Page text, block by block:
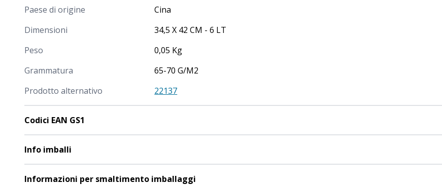
Paese di origine
Cina
Dimensioni
34,5 X 42 CM - 6 LT
Peso
0,05 Kg
Grammatura
65-70 G/M2
Prodotto alternativo
22137
Codici EAN GS1
Info imballi
Informazioni per smaltimento imballaggi